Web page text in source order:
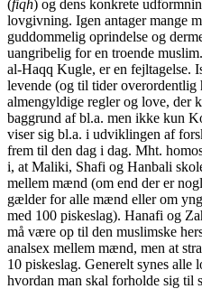
(fiqh) og dens konkrete
lovgivning. Igen antager mange
guddommelig oprindelse og
uangribelig for en troende
al-Haqq Kugle, er en fejltagelse.
levende (og til tider
almengyldige regler og love, der
baggrund af bl.a. men ikke kun
viser sig bl.a. i udviklingen af
frem til den dag i dag. Mht.
i, at Maliki, Shafi og Hanbali
mellem mænd (om end der er
gælder for alle mænd eller om
med 100 piskeslag). Hanafi og
må være op til den muslimske
analsex mellem mænd, men at
10 piskeslag. Generelt synes alle
hvordan man skal forholde sig til